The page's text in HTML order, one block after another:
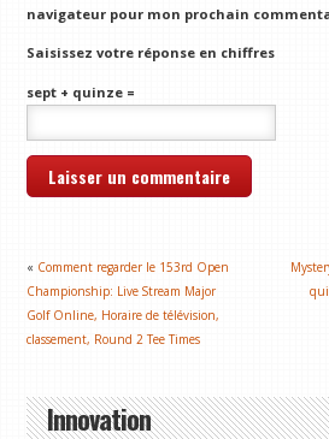
navigateur pour mon prochain
Saisissez votre réponse en chiffres
sept + quinze =
« Comment regarder le 153rd Open
Championship: Live Stream Major
Golf Online, Horaire de télévision,
classement, Round 2 Tee Times
Innovation